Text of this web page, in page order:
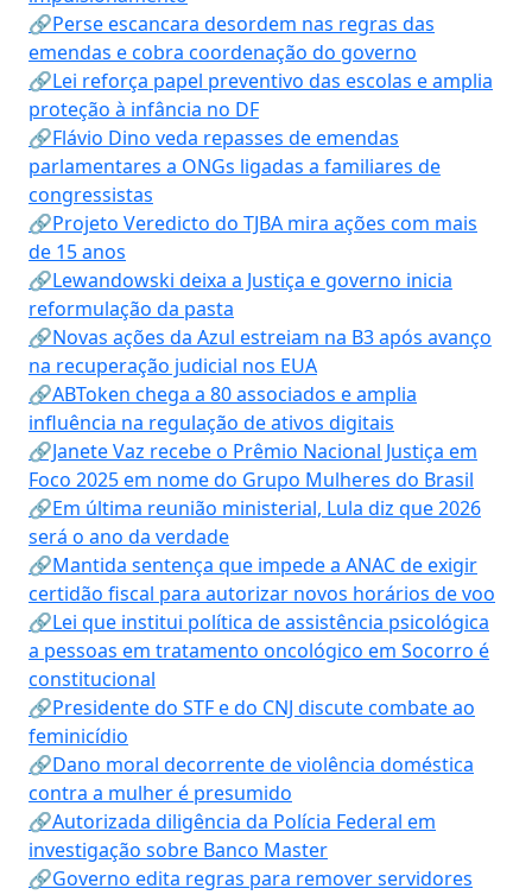
🔗Perse escancara desordem nas regras das
emendas e cobra coordenação do governo
🔗Lei reforça papel preventivo das escolas e amplia
proteção à infância no DF
🔗Flávio Dino veda repasses de emendas
parlamentares a ONGs ligadas a familiares de
congressistas
🔗Projeto Veredicto do TJBA mira ações com mais
de 15 anos
🔗Lewandowski deixa a Justiça e governo inicia
reformulação da pasta
🔗Novas ações da Azul estreiam na B3 após avanço
na recuperação judicial nos EUA
🔗ABToken chega a 80 associados e amplia
influência na regulação de ativos digitais
🔗Janete Vaz recebe o Prêmio Nacional Justiça em
Foco 2025 em nome do Grupo Mulheres do Brasil
🔗Em última reunião ministerial, Lula diz que 2026
será o ano da verdade
🔗Mantida sentença que impede a ANAC de exigir
certidão fiscal para autorizar novos horários de voo
🔗Lei que institui política de assistência psicológica
a pessoas em tratamento oncológico em Socorro é
constitucional
🔗Presidente do STF e do CNJ discute combate ao
feminicídio
🔗Dano moral decorrente de violência doméstica
contra a mulher é presumido
🔗Autorizada diligência da Polícia Federal em
investigação sobre Banco Master
🔗Governo edita regras para remover servidores